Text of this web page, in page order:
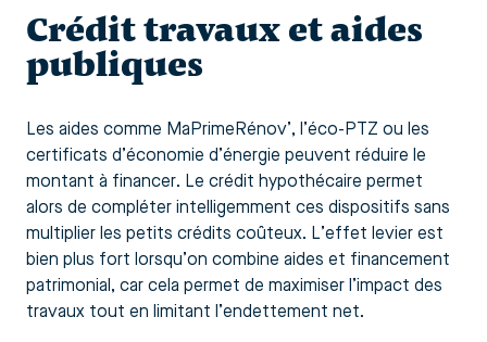
Crédit travaux et aides
publiques
Les aides comme MaPrimeRénov’, l’éco-PTZ ou les
certificats d’économie d’énergie peuvent réduire le
montant à financer. Le crédit hypothécaire permet
alors de compléter intelligemment ces dispositifs sans
multiplier les petits crédits coûteux. L’effet levier est
bien plus fort lorsqu’on combine aides et financement
patrimonial, car cela permet de maximiser l’impact des
travaux tout en limitant l’endettement net.